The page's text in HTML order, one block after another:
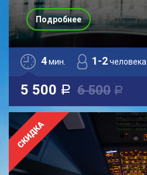
4мин. 1-2человека
5 500 a 6 500 a
Подробнее